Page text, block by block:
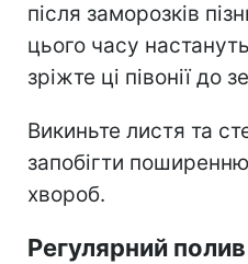
після заморозків
цього часу
зріжте ці півонії до
Викиньте листя та
запобігти
хвороб.
Регулярний полив